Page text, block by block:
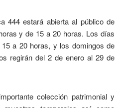
444 estará abierta al público de
y de 15 a 20 horas. Los días
a 20 horas, y los domingos de
regirán del 2 de enero al 29 de
colección patrimonial y